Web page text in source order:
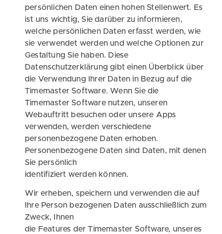
persönlichen Daten einen hohen Stellenwert. Es
ist uns wichtig, Sie darüber zu informieren,
welche persönlichen Daten erfasst werden, wie
sie verwendet werden und welche Optionen zur
Gestaltung Sie haben. Diese
Datenschutzerklärung gibt einen Überblick über
die Verwendung Ihrer Daten in Bezug auf die
Timemaster Software. Wenn Sie die
Timemaster Software nutzen, unseren
Webauftritt besuchen oder unsere Apps
verwenden, werden verschiedene
personenbezogene Daten erhoben.
Personenbezogene Daten sind Daten, mit denen
Sie persönlich
identifiziert werden können.
Wir erheben, speichern und verwenden die auf
Ihre Person bezogenen Daten ausschließlich zum
Zweck, Ihnen
die Features der Timemaster Software, unseres